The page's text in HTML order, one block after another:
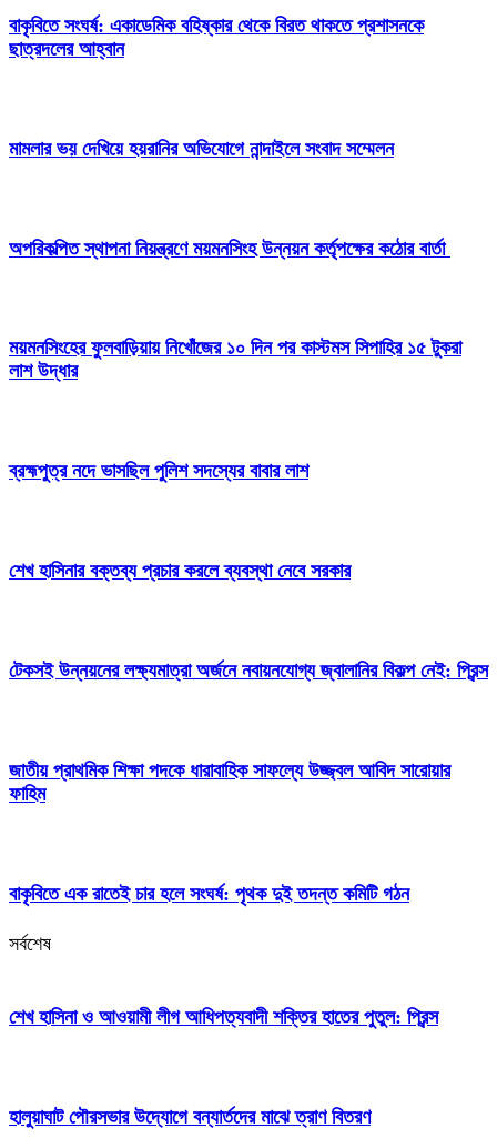
বাকৃবিতে সংঘর্ষ: একাডেমিক বহিষ্কার থেকে বিরত থাকতে প্রশাসনকে
ছাত্রদলের আহ্বান
মামলার ভয় দেখিয়ে হয়রানির অভিযোগে নান্দাইলে সংবাদ সম্মেলন
অপরিকল্পিত স্থাপনা নিয়ন্ত্রণে ময়মনসিংহ উন্নয়ন কর্তৃপক্ষের কঠোর বার্তা
ময়মনসিংহের ফুলবাড়িয়ায় নিখোঁজের ১০ দিন পর কাস্টমস সিপাহির ১৫ টুকরা
লাশ উদ্ধার
ব্রহ্মপুত্র নদে ভাসছিল পুলিশ সদস্যের বাবার লাশ
শেখ হাসিনার বক্তব্য প্রচার করলে ব্যবস্থা নেবে সরকার
টেকসই উন্নয়নের লক্ষ্যমাত্রা অর্জনে নবায়নযোগ্য জ্বালানির বিকল্প নেই: প্রিন্স
জাতীয় প্রাথমিক শিক্ষা পদকে ধারাবাহিক সাফল্যে উজ্জ্বল আবিদ সারোয়ার
ফাহিম
বাকৃবিতে এক রাতেই চার হলে সংঘর্ষ: পৃথক দুই তদন্ত কমিটি গঠন
সর্বশেষ
শেখ হাসিনা ও আওয়ামী লীগ আধিপত্যবাদী শক্তির হাতের পুতুল: প্রিন্স
হালুয়াঘাট পৌরসভার উদ্যোগে বন্যার্তদের মাঝে ত্রাণ বিতরণ